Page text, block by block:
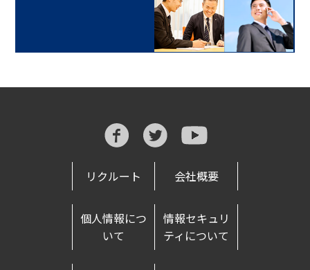
リクルート 会社概要
個人情報につ
いて
情報セキュリ
ティについて